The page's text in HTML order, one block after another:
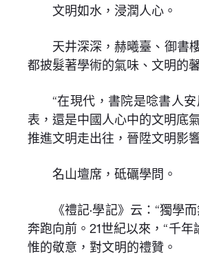
文明如水，浸潤人心。
天井深深，赫曦臺、御書
都披髮著學術的氣味、文明的
“在現代，書院是唸書人
表，還是中國人心中的文明底
推進文明走出往，晉陞文明影
名山壇席，砥礪學問。
《禮記·學記》云：“獨學
奔跑向前。21世紀以來，“千年
惟的敬意，對文明的禮贊。